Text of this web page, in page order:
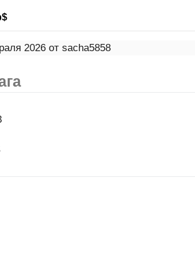
2026 от sacha5858